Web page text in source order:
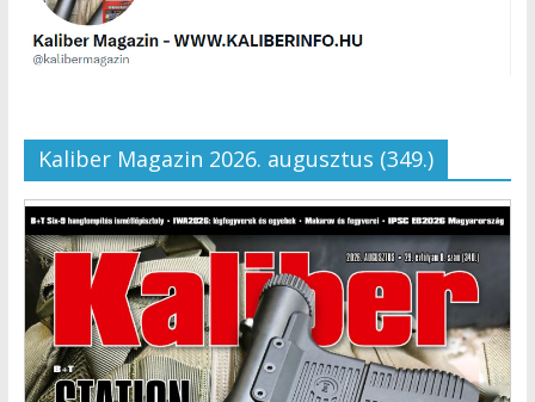
Kaliber Magazin 2026. augusztus (349.)